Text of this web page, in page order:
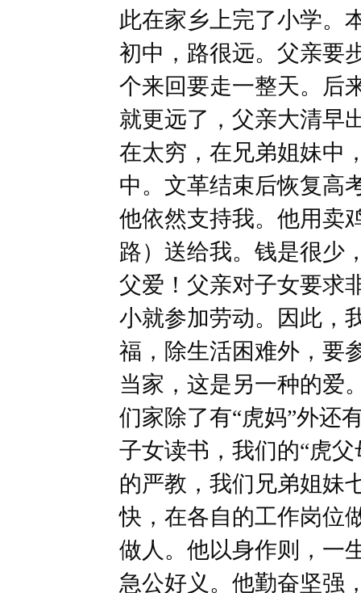
此在家乡上完了小学。
初中，路很远。父亲要
个来回要走一整天。后
就更远了，父亲大清早
在太穷，在兄弟姐妹中
中。文革结束后恢复高
他依然支持我。他用卖
路）送给我。钱是很少
父爱！父亲对子女要求
小就参加劳动。因此，
福，除生活困难外，要
当家，这是另一种的爱
们家除了有“虎妈”外还
子女读书，我们的“虎
的严教，我们兄弟姐妹
快，在各自的工作岗位
做人。他以身作则，一
急公好义。他勤奋坚强